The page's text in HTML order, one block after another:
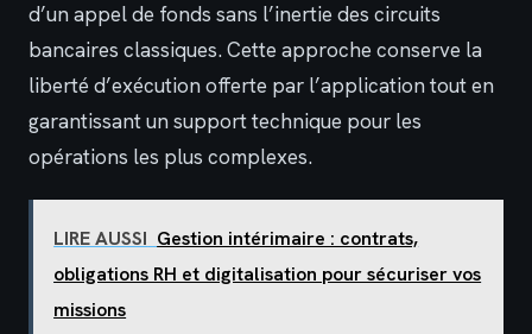
d’un appel de fonds sans l’inertie des circuits
bancaires classiques. Cette approche conserve la
liberté d’exécution offerte par l’application tout en
garantissant un support technique pour les
opérations les plus complexes.
LIRE AUSSI Gestion intérimaire : contrats,
obligations RH et digitalisation pour sécuriser vos
missions